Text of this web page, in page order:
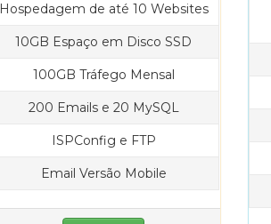
Hospedagem de até 10 Websites
10GB Espaço em Disco SSD
100GB Tráfego Mensal
200 Emails e 20 MySQL
ISPConfig e FTP
Email Versão Mobile